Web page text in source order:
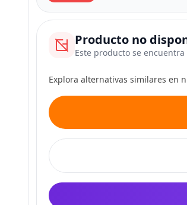
Producto no
Este producto se
Explora alternativas similares en